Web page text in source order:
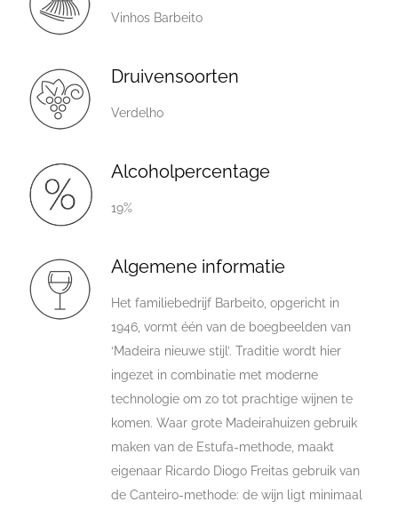
Vinhos Barbeito
Druivensoorten
Verdelho
Alcoholpercentage
19%
Algemene informatie
Het familiebedrijf Barbeito, opgericht in
1946, vormt één van de boegbeelden van
‘Madeira nieuwe stijl’. Traditie wordt hier
ingezet in combinatie met moderne
technologie om zo tot prachtige wijnen te
komen. Waar grote Madeirahuizen gebruik
maken van de Estufa-methode, maakt
eigenaar Ricardo Diogo Freitas gebruik van
de Canteiro-methode: de wijn ligt minimaal